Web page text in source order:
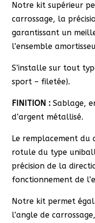
Notre kit supérieur
carrossage, la
garantissant un
l’ensemble
S’installe sur tout
sport – filetée).
FINITION : Sablage,
d’argent métallisé.
Le remplacement
rotule du type
précision de la
fonctionnement de
Notre kit permet
l’angle de